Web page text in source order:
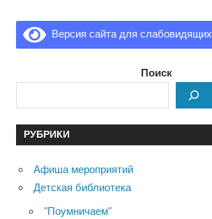
Версия сайта для слабовидящих
Поиск
РУБРИКИ
Афиша мероприятий
Детская библиотека
"Поумничаем"